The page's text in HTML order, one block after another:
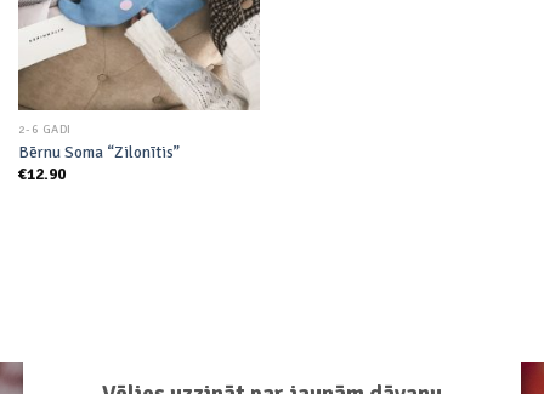
2-6 GADI
Bērnu Soma “Zilonītis”
€12.90